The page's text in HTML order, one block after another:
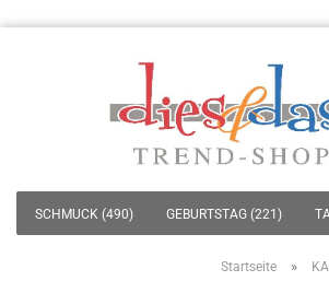
SCHMUCK (490) GEBURTSTAG (221)
Startseite »